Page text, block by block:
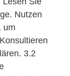
Nutzen
um
3.2